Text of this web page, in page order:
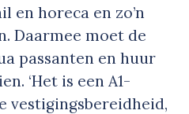
en horeca en zo’n
Daarmee moet de
passanten en huur
‘Het is een A1-
vestigingsbereidheid,